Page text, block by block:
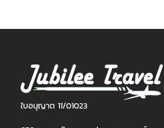
ใบอนุญาต 11/01023